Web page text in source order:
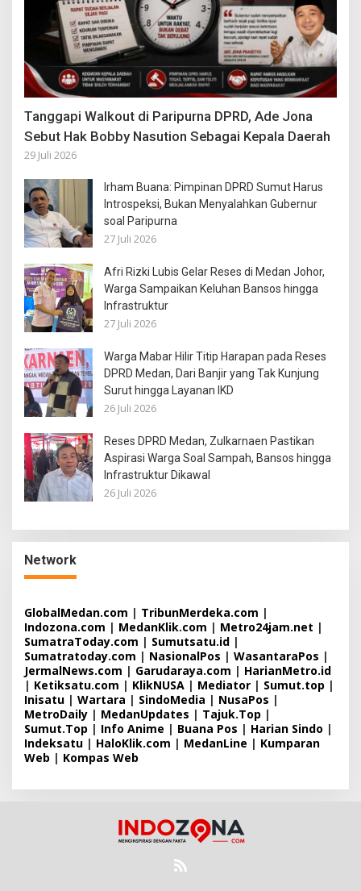
Tanggapi Walkout di Paripurna DPRD, Ade Jona
Sebut Hak Bobby Nasution Sebagai Kepala Daerah
29 Juli 2026
Irham Buana: Pimpinan DPRD Sumut Harus
Introspeksi, Bukan Menyalahkan Gubernur
soal Paripurna
27 Juli 2026
Afri Rizki Lubis Gelar Reses di Medan Johor,
Warga Sampaikan Keluhan Bansos hingga
Infrastruktur
27 Juli 2026
Warga Mabar Hilir Titip Harapan pada Reses
DPRD Medan, Dari Banjir yang Tak Kunjung
Surut hingga Layanan IKD
26 Juli 2026
Reses DPRD Medan, Zulkarnaen Pastikan
Aspirasi Warga Soal Sampah, Bansos hingga
Infrastruktur Dikawal
26 Juli 2026
Network
GlobalMedan.com | TribunMerdeka.com |
Indozona.com | MedanKlik.com | Metro24jam.net |
SumatraToday.com | Sumutsatu.id |
Sumatratoday.com | NasionalPos | WasantaraPos |
JermalNews.com | Garudaraya.com | HarianMetro.id
| Ketiksatu.com | KlikNUSA | Mediator | Sumut.top |
Inisatu | Wartara | SindoMedia | NusaPos |
MetroDaily | MedanUpdates | Tajuk.Top |
Sumut.Top | Info Anime | Buana Pos | Harian Sindo |
Indeksatu | HaloKlik.com | MedanLine | Kumparan
Web | Kompas Web